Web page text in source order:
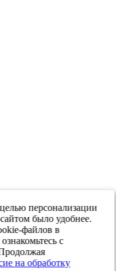
персонализации
было удобнее.
файлов в
с
на обработку